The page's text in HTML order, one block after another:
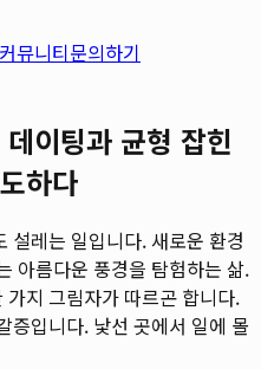
커뮤니티문의하기
이팅과 균형 잡힌
하다
설레는 일입니다. 새로운 환경
아름다운 풍경을 탐험하는 삶.
지 그림자가 따르곤 합니다.
증입니다. 낯선 곳에서 일에 몰